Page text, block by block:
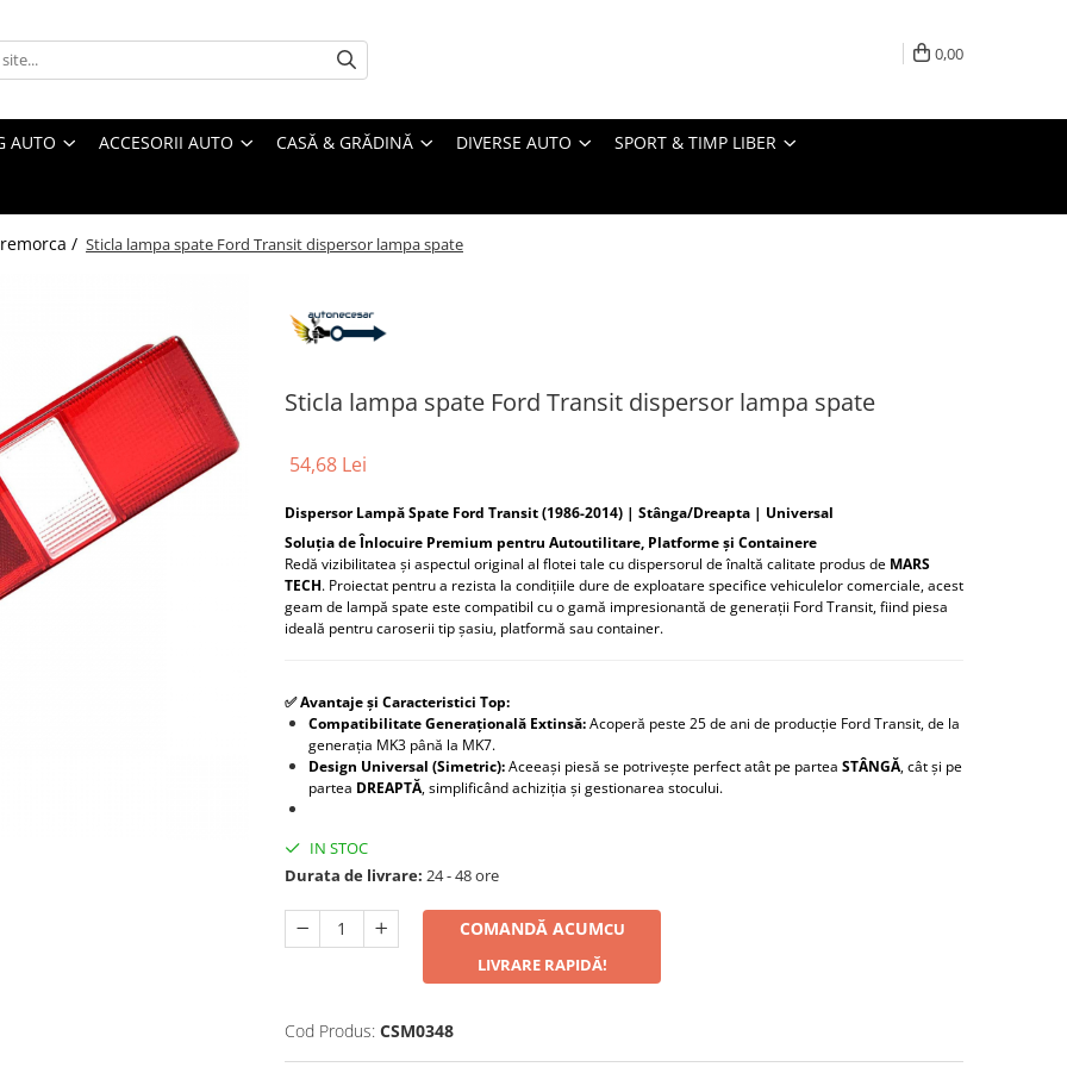
0,00
AUTO ACCESORII AUTO CASĂ & GRĂDINĂ DIVERSE AUTO SPORT & TIMP LIBER
/ Sticla lampa spate Ford Transit dispersor lampa spate
Sticla lampa spate Ford Transit dispersor lampa spate
54,68 Lei
Dispersor Lampă Spate Ford Transit (1986-2014) | Stânga/Dreapta | Universal
Soluția de Înlocuire Premium pentru Autoutilitare, Platforme și Containere
Redă vizibilitatea și aspectul original al flotei tale cu dispersorul de înaltă calitate produs de MARS
TECH. Proiectat pentru a rezista la condițiile dure de exploatare specifice vehiculelor comerciale, acest
geam de lampă spate este compatibil cu o gamă impresionantă de generații Ford Transit, fiind piesa
ideală pentru caroserii tip șasiu, platformă sau container.
✅ Avantaje și Caracteristici Top:
Compatibilitate Generațională Extinsă:Acoperă peste 25 de ani de producție Ford Transit, de la
generația MK3 până la MK7.
Design Universal (Simetric):Aceeași piesă se potrivește perfect atât pe partea STÂNGĂ, cât și pe
partea DREAPTĂ, simplificând achiziția și gestionarea stocului.
IN STOC
Durata de livrare: 24 - 48 ore
COMANDĂ ACUMCU
LIVRARE RAPIDĂ!
Cod Produs: CSM0348